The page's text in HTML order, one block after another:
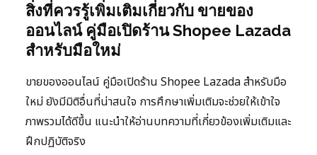
สิ่งที่ควรรู้เพิ่มเติมเกี่ยวกับ ขายของ
ออนไลน์ คู่มือเปิดร้าน Shopee Lazada
สำหรับมือใหม่
ขายของออนไลน์ คู่มือเปิดร้าน Shopee Lazada สำหรับมือ
ใหม่ ยังมีมิติอื่นที่น่าสนใจ การศึกษาเพิ่มเติมจะช่วยให้เข้าใจ
ภาพรวมได้ดีขึ้น แนะนำให้อ่านบทความที่เกี่ยวข้องเพิ่มเติมและ
ฝึกปฏิบัติจริง